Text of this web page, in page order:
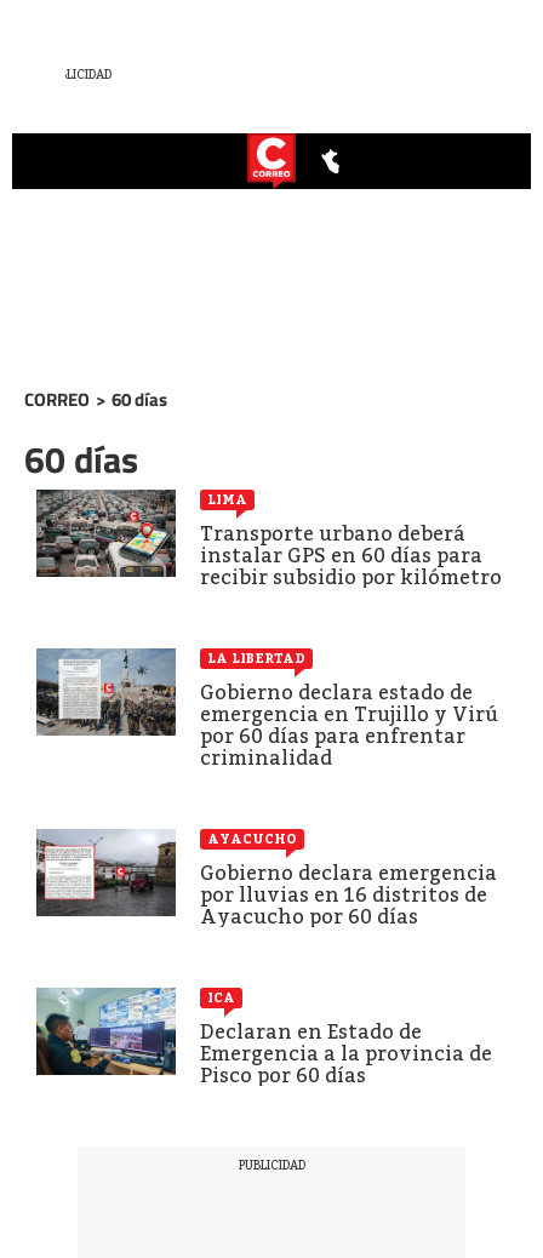
CORREO > 60 días
60 días
LIMA
Transporte urbano deberá
instalar GPS en 60 días para
recibir subsidio por kilómetro
LA LIBERTAD
Gobierno declara estado de
emergencia en Trujillo y Virú
por 60 días para enfrentar
criminalidad
AYACUCHO
Gobierno declara emergencia
por lluvias en 16 distritos de
Ayacucho por 60 días
ICA
Declaran en Estado de
Emergencia a la provincia de
Pisco por 60 días